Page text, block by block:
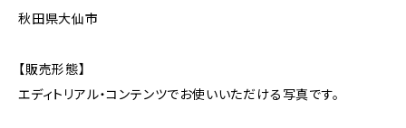
秋田県大仙市
【販売形態】
エディトリアル・コンテンツでお使いいただける写真です。